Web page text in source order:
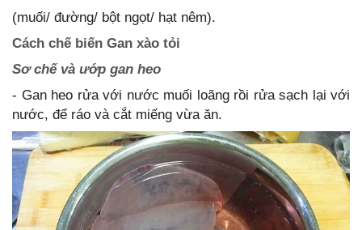
(muối/ đường/ bột ngọt/ hạt nêm).
Cách chế biến Gan xào tỏi
Sơ chế và ướp gan heo
- Gan heo rửa với nước muối loãng rồi rửa sạch lại với
nước, để ráo và cắt miếng vừa ăn.